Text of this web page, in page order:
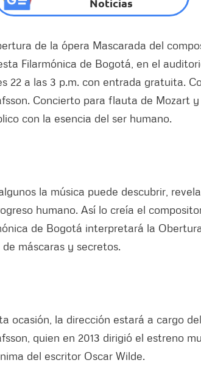
Noticias
de la ópera Mascarada del
Filarmónica de Bogotá, en el
22 a las 3 p.m. con entrada gratuita.
Concierto para flauta de Mozart
con la esencia del ser humano.
la música puede descubrir,
humano. Así lo creía el
de Bogotá interpretará la
máscaras y secretos.
ocasión, la dirección estará a cargo
quien en 2013 dirigió el estreno
del escritor Oscar Wilde.